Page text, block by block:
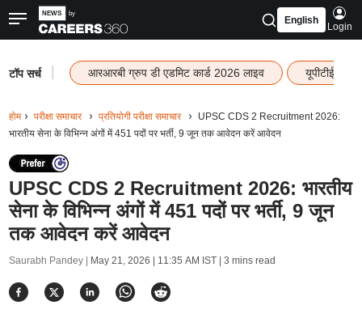
English
Login
टॉप सर्च आरआरबी ग्रुप डी एडमिट कार्ड 2026 लाइव यूपीटीईटी
होम परीक्षा समाचार प्रतियोगी परीक्षा समाचार
UPSC CDS 2 Recruitment 2026:
भारतीय सेना के विभिन्न अंगों में 451 पदों पर भर्ती, 9 जून तक आवेदन करें आवेदन
UPSC CDS 2 Recruitment 2026: भारतीय
सेना के विभिन्न अंगों में 451 पदों पर भर्ती, 9 जून
तक आवेदन करें आवेदन
Saurabh Pandey | May 21, 2026 | 11:35 AM IST| 3 mins read